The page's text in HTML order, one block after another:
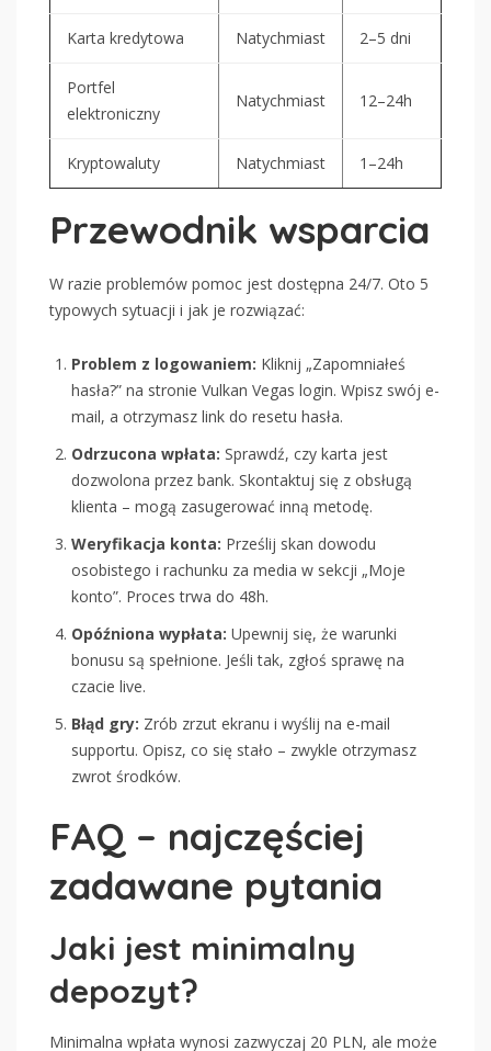
Karta kredytowa Natychmiast 2–5 dni
Portfel
elektroniczny
Natychmiast 12–24h
Kryptowaluty Natychmiast 1–24h
Przewodnik wsparcia
W razie problemów pomoc jest dostępna 24/7. Oto 5
typowych sytuacji i jak je rozwiązać:
Problem z logowaniem: Kliknij „Zapomniałeś
hasła?” na stronie Vulkan Vegas login. Wpisz swój e-
mail, a otrzymasz link do resetu hasła.
Odrzucona wpłata: Sprawdź, czy karta jest
dozwolona przez bank. Skontaktuj się z obsługą
klienta – mogą zasugerować inną metodę.
Weryfikacja konta: Prześlij skan dowodu
osobistego i rachunku za media w sekcji „Moje
konto”. Proces trwa do 48h.
Opóźniona wypłata: Upewnij się, że warunki
bonusu są spełnione. Jeśli tak, zgłoś sprawę na
czacie live.
Błąd gry: Zrób zrzut ekranu i wyślij na e-mail
supportu. Opisz, co się stało – zwykle otrzymasz
zwrot środków.
FAQ – najczęściej
zadawane pytania
Jaki jest minimalny
depozyt?
Minimalna wpłata wynosi zazwyczaj 20 PLN, ale może